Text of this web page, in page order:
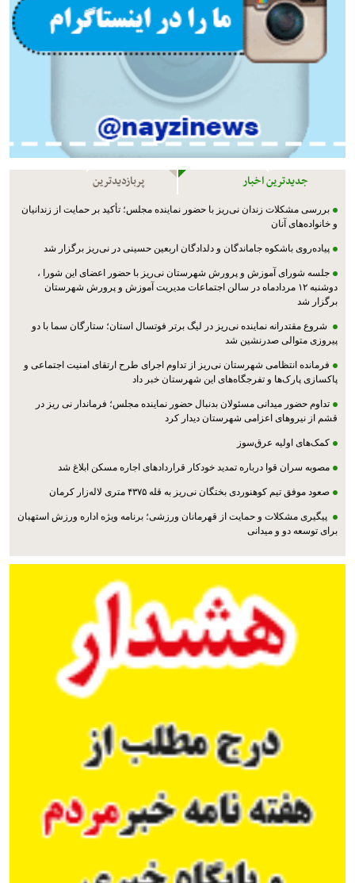
جدیدترین اخبار پربازدیدترین
بررسی مشکلات زندان نی‌ریز با حضور نماینده مجلس؛ تأکید بر حمایت از زندانیان
و خانواده‌های آنان
پیاده‌روی باشکوه جاماندگان و دلدادگان اربعین حسینی در نی‌ریز برگزار شد
جلسه شورای آموزش و پرورش شهرستان نی‌ریز با حضور اعضای این شورا ،
دوشنبه ۱۲ مردادماه در سالن اجتماعات مدیریت آموزش و پرورش شهرستان
برگزار شد
شروع مقتدرانه نماینده نی‌ریز در لیگ برتر فوتسال استان؛ ستارگان سما با دو
پیروزی متوالی صدرنشین شد
فرمانده انتظامی شهرستان نی‌ریز از تداوم اجرای طرح ارتقای امنیت اجتماعی و
پاکسازی پارک‌ها و تفرجگاه‌های این شهرستان خبر داد
تداوم حضور میدانی مسئولان بدنبال حضور نماینده مجلس؛ فرماندار نی ریز در
قشم از نیروهای اعزامی شهرستان دیدار کرد
کمک‌های اولیه عرق‌سوز
مصوبه سران قوا درباره تمدید خودکار قراردادهای اجاره مسکن ابلاغ شد
صعود موفق تیم کوهنوردی بختگان نی‌ریز به قله ۴۳۷۵ متری لاله‌زار کرمان
پیگیری مشکلات و حمایت از قهرمانان ورزشی؛ برنامه ویژه اداره ورزش استهبان
برای توسعه دو و میدانی